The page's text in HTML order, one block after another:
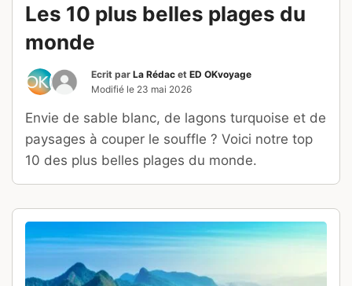
Les 10 plus belles plages du
monde
Ecrit par La Rédac et ED OKvoyage
Modifié le 23 mai 2026
Envie de sable blanc, de lagons turquoise et de
paysages à couper le souffle ? Voici notre top
10 des plus belles plages du monde.